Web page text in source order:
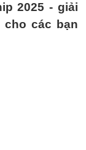
2025 - giải
cho các bạn